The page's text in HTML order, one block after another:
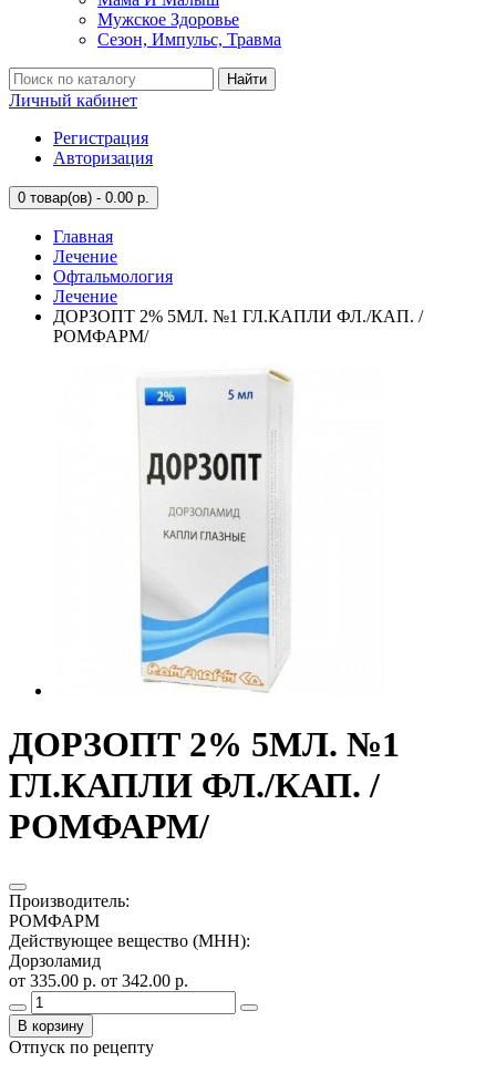
Мужское Здоровье
Сезон, Импульс, Травма
Найти
Личный кабинет
Регистрация
Авторизация
0 товар(ов) - 0.00 р.
Главная
Лечение
Офтальмология
Лечение
ДОРЗОПТ 2% 5МЛ. №1 ГЛ.КАПЛИ ФЛ./КАП. /
РОМФАРМ/
ДОРЗОПТ 2% 5МЛ. №1
ГЛ.КАПЛИ ФЛ./КАП. /
РОМФАРМ/
Производитель:
РОМФАРМ
Действующее вещество (МНН):
Дорзоламид
от 335.00 р. от 342.00 р.
В корзину
Отпуск по рецепту